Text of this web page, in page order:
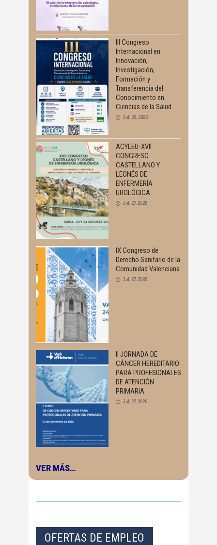
III Congreso
Internacional en
Innovación,
Investigación,
Formación y
Transferencia del
Conocimiento en
Ciencias de la Salud
Jul, 29, 2026
ACYLEU-XVII
CONGRESO
CASTELLANO Y
LEONÉS DE
ENFERMERÍA
UROLÓGICA
Jul, 27, 2026
IX Congreso de
Derecho Sanitario de la
Comunidad Valenciana
Jul, 27, 2026
II JORNADA DE
CÁNCER HEREDITARIO
PARA PROFESIONALES
DE ATENCIÓN
PRIMARIA
Jul, 27, 2026
VER MÁS…
OFERTAS DE EMPLEO